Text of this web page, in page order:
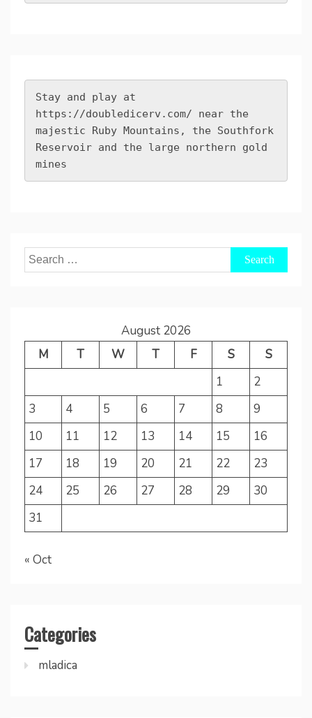
https://doubledicerv.com/ near the
majestic Ruby Mountains, the Southfork
Reservoir and the large northern gold
mines
Search
for:
August 2026
M
T W T F S
S
1
2
3
4 5 6 7 8
9
10
11 12 13 14 15
16
17
18 19 20 21 22
23
24
25 26 27 28 29
30
31
« Oct
Categories
mladica